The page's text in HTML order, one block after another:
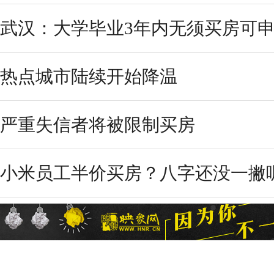
武汉：大学毕业3年内无须买房可
热点城市陆续开始降温
严重失信者将被限制买房
小米员工半价买房？八字还没一撇